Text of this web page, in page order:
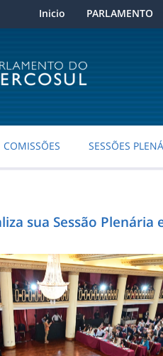
Inicio PARLAMENTO
COMISSÕES SESSÕES
sua Sessão